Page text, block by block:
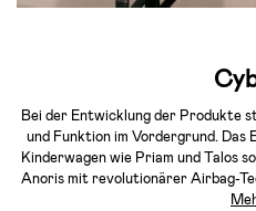
Bei der Entwicklung der Produkte
und Funktion im Vordergrund. Das
Kinderwagen wie Priam und Talos
Anoris mit revolutionärer Airbag-